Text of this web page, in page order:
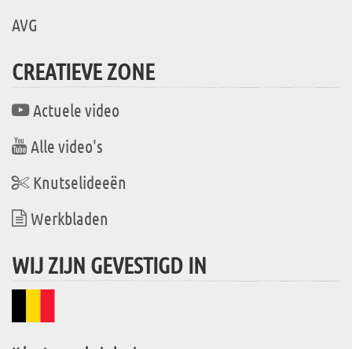
AVG
CREATIEVE ZONE
Actuele video
Alle video's
Knutselideeën
Werkbladen
WIJ ZIJN GEVESTIGD IN